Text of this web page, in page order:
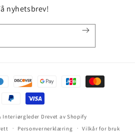
nyhetsbrev!
Interiørgleder Drevet av Shopify
Personvernerklæring Vilkår for bruk